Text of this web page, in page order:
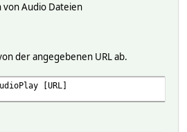
von Audio Dateien
der angegebenen URL ab.
[URL]